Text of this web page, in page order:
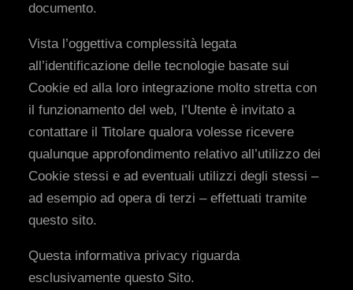
documento.
Vista l’oggettiva complessità legata
all’identificazione delle tecnologie basate sui
Cookie ed alla loro integrazione molto stretta con
il funzionamento del web, l’Utente è invitato a
contattare il Titolare qualora volesse ricevere
qualunque approfondimento relativo all’utilizzo dei
Cookie stessi e ad eventuali utilizzi degli stessi –
ad esempio ad opera di terzi – effettuati tramite
questo sito.
Questa informativa privacy riguarda
esclusivamente questo Sito.